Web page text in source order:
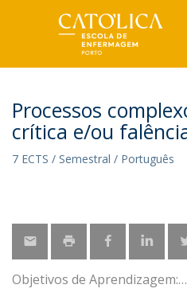
Processos
crítica e/ou
7 ECTS / Semestral / Português
Objetivos de Aprendizagem: